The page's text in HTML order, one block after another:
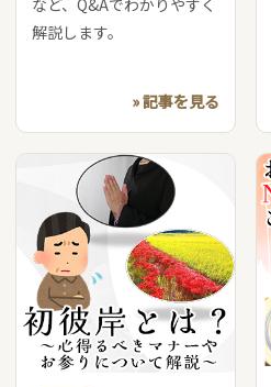
など、Q&Aでわかりやすく
解説します。
» 記事を見る